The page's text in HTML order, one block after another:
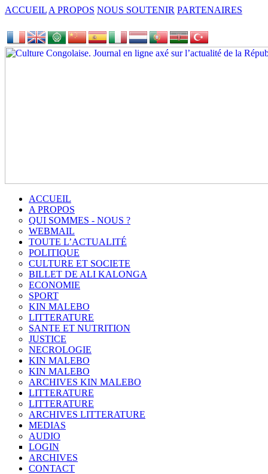
ACCUEIL A PROPOS NOUS SOUTENIR PARTENAIRES
ACCUEIL
A PROPOS
QUI SOMMES - NOUS ?
WEBMAIL
TOUTE L’ACTUALITÉ
POLITIQUE
CULTURE ET SOCIETE
BILLET DE ALI KALONGA
ECONOMIE
SPORT
KIN MALEBO
LITTERATURE
SANTE ET NUTRITION
JUSTICE
NECROLOGIE
KIN MALEBO
KIN MALEBO
ARCHIVES KIN MALEBO
LITTERATURE
LITTERATURE
ARCHIVES LITTERATURE
MEDIAS
AUDIO
LOGIN
ARCHIVES
CONTACT